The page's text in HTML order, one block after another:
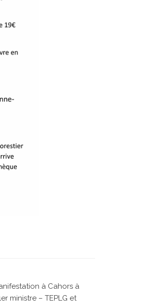
à Cahors à
ministre – TEPLG et